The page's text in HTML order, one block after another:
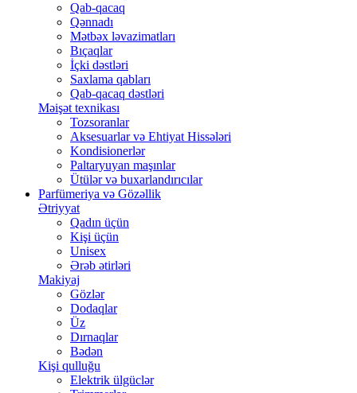
Qab-qacaq
Qənnadı
Mətbəx ləvazimatları
Bıçaqlar
İçki dəstləri
Saxlama qabları
Qab-qacaq dəstləri
Məişət texnikası
Tozsoranlar
Aksesuarlar və Ehtiyat Hissələri
Kondisionerlər
Paltaryuyan maşınlar
Ütülər və buxarlandırıcılar
Parfümeriya və Gözəllik
Ətriyyat
Qadın üçün
Kişi üçün
Unisex
Ərəb ətirləri
Makiyaj
Gözlər
Dodaqlar
Üz
Dırnaqlar
Bədən
Kişi qulluğu
Elektrik ülgüclər